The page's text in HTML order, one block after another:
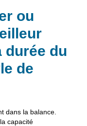
ou
durée du
de
dans la balance.
capacité